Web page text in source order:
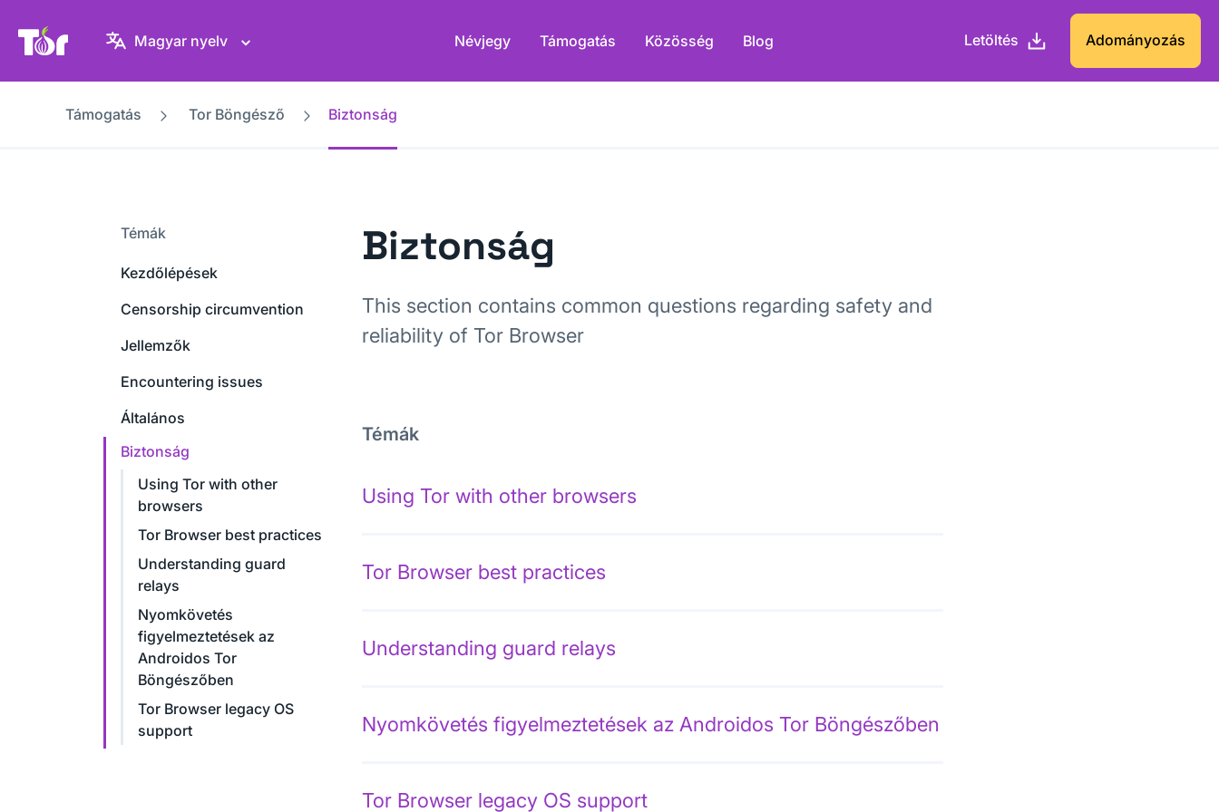
Tor Projekt weboldal
Magyar nyelv Névjegy Támogatás Közösség Blog Letöltés Adományozás
Támogatás Tor Böngésző Biztonság
Témák
Kezdőlépések
Censorship circumvention
Jellemzők
Encountering issues
Általános
Biztonság
Using Tor with other
browsers
Tor Browser best practices
Understanding guard
relays
Nyomkövetés
figyelmeztetések az
Androidos Tor
Böngészőben
Tor Browser legacy OS
support
Biztonság
This section contains common questions regarding safety and
reliability of Tor Browser
Témák
Using Tor with other browsers
Tor Browser best practices
Understanding guard relays
Nyomkövetés figyelmeztetések az Androidos Tor Böngészőben
Tor Browser legacy OS support